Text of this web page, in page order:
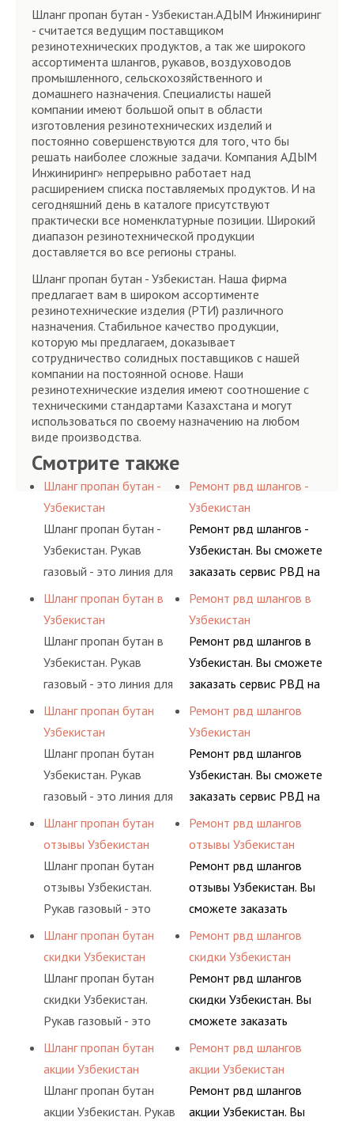
Шланг пропан бутан - Узбекистан.АДЫМ Инжиниринг
- считается ведущим поставщиком
резинотехнических продуктов, а так же широкого
ассортимента шлангов, рукавов, воздуховодов
промышленного, сельскохозяйственного и
домашнего назначения. Специалисты нашей
компании имеют большой опыт в области
изготовления резинотехнических изделий и
постоянно совершенствуются для того, что бы
решать наиболее сложные задачи. Компания АДЫМ
Инжиниринг» непрерывно работает над
расширением списка поставляемых продуктов. И на
сегодняшний день в каталоге присутствуют
практически все номенклатурные позиции. Широкий
диапазон резинотехнической продукции
доставляется во все регионы страны.
Шланг пропан бутан - Узбекистан. Наша фирма
предлагает вам в широком ассортименте
резинотехнические изделия (РТИ) различного
назначения. Стабильное качество продукции,
которую мы предлагаем, доказывает
сотрудничество солидных поставщиков с нашей
компании на постоянной основе. Наши
резинотехнические изделия имеют соотношение с
техническими стандартами Казахстана и могут
использоваться по своему назначению на любом
виде производства.
Смотрите также
Шланг пропан бутан -
Узбекистан
Шланг пропан бутан -
Узбекистан. Рукав
газовый - это линия для
подачи сжатого
воздуха и различных
типов сжиженного газа
(кислород, аргон, метан,
пропан, бутан,
определенными
Шланг пропан бутан в
Узбекистан
Шланг пропан бутан в
Узбекистан. Рукав
газовый - это линия для
подачи сжатого
воздуха и различных
типов сжиженного газа
(кислород, аргон, метан,
пропан, бутан,
определенными
Шланг пропан бутан
Узбекистан
Шланг пропан бутан
Узбекистан. Рукав
газовый - это линия для
подачи сжатого
воздуха и различных
типов сжиженного газа
(кислород, аргон, метан,
пропан, бутан,
определенными
элементами системы.
Шланг пропан бутан
отзывы Узбекистан
Шланг пропан бутан
отзывы Узбекистан.
Рукав газовый - это
линия для подачи
сжатого воздуха и
различных типов
сжиженного газа
(кислород, аргон, метан,
ацетилен) между
определенными
элементами системы.
Шланг пропан бутан
скидки Узбекистан
Шланг пропан бутан
скидки Узбекистан.
Рукав газовый - это
линия для подачи
сжатого воздуха и
различных типов
сжиженного газа
Шланг пропан бутан
акции Узбекистан
Шланг пропан бутан
акции Узбекистан. Рукав
Ремонт рвд шлангов -
Узбекистан
Ремонт рвд шлангов -
Узбекистан. Вы сможете
заказать сервис РВД на
разовой основе либо на
условиях
долговременного
комплексного
обслуживания
предприятия.
Ремонт рвд шлангов в
Узбекистан
Ремонт рвд шлангов в
Узбекистан. Вы сможете
заказать сервис РВД на
разовой основе либо на
условиях
долговременного
комплексного
обслуживания
предприятия.
Ремонт рвд шлангов
Узбекистан
Ремонт рвд шлангов
Узбекистан. Вы сможете
заказать сервис РВД на
разовой основе либо на
условиях
долговременного
комплексного
обслуживания
предприятия.
Ремонт рвд шлангов
отзывы Узбекистан
Ремонт рвд шлангов
отзывы Узбекистан. Вы
сможете заказать
сервис РВД на разовой
основе либо на
условиях
долговременного
комплексного
гидросистем Вашего
предприятия.
Ремонт рвд шлангов
скидки Узбекистан
Ремонт рвд шлангов
скидки Узбекистан. Вы
сможете заказать
сервис РВД на разовой
основе либо на
условиях
долговременного
Ремонт рвд шлангов
акции Узбекистан
Ремонт рвд шлангов
акции Узбекистан. Вы